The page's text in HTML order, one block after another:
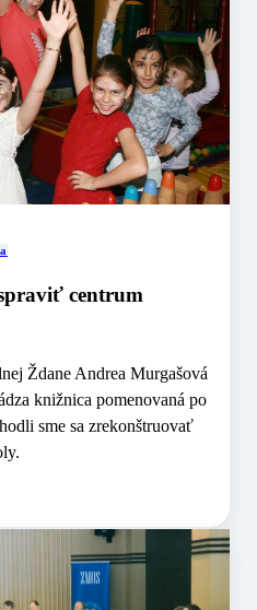
centrum
Ždane Andrea Murgašová
knižnica pomenovaná po
sme sa zrekonštruovať